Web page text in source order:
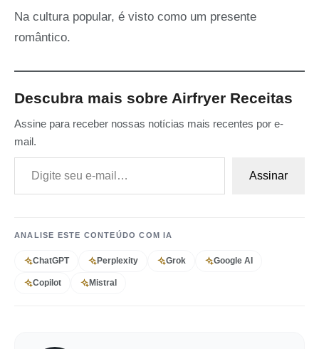
Na cultura popular, é visto como um presente
romântico.
Descubra mais sobre Airfryer Receitas
Assine para receber nossas notícias mais recentes por e-
mail.
Digite seu e-mail…
Assinar
ANALISE ESTE CONTEÚDO COM IA
ChatGPT Perplexity Grok Google AI
Copilot Mistral